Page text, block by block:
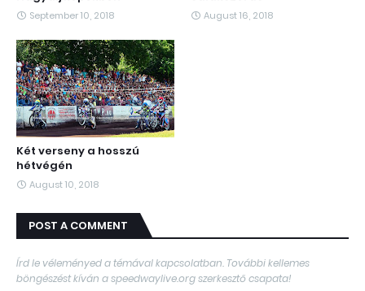
September 10, 2018 August 16, 2018
Két verseny a hosszú
hétvégén
August 10, 2018
POST A COMMENT
Írd le véleményed a témával kapcsolatban. További kellemes
böngészést kíván a speedwaylive.org szerkesztő csapata!